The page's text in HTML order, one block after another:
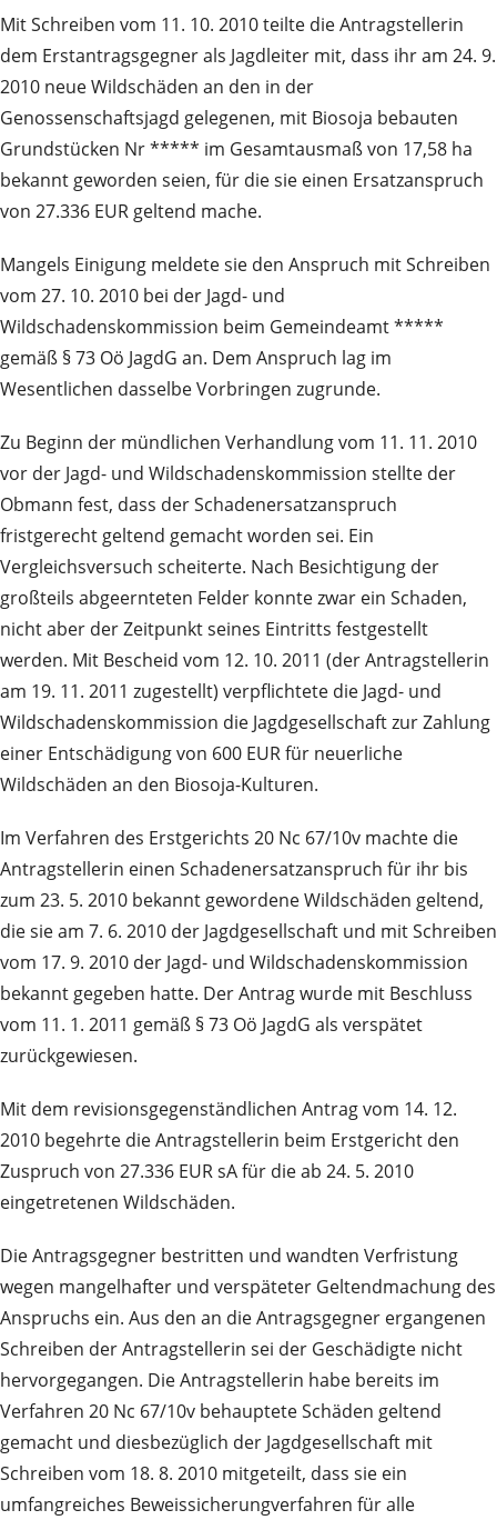
Mit Schreiben vom 11. 10. 2010 teilte die Antragstellerin
dem Erstantragsgegner als Jagdleiter mit, dass ihr am 24. 9.
2010 neue Wildschäden an den in der
Genossenschaftsjagd gelegenen, mit Biosoja bebauten
Grundstücken Nr ***** im Gesamtausmaß von 17,58 ha
bekannt geworden seien, für die sie einen Ersatzanspruch
von 27.336 EUR geltend mache.
Mangels Einigung meldete sie den Anspruch mit Schreiben
vom 27. 10. 2010 bei der Jagd- und
Wildschadenskommission beim Gemeindeamt *****
gemäß § 73 Oö JagdG an. Dem Anspruch lag im
Wesentlichen dasselbe Vorbringen zugrunde.
Zu Beginn der mündlichen Verhandlung vom 11. 11. 2010
vor der Jagd- und Wildschadenskommission stellte der
Obmann fest, dass der Schadenersatzanspruch
fristgerecht geltend gemacht worden sei. Ein
Vergleichsversuch scheiterte. Nach Besichtigung der
großteils abgeernteten Felder konnte zwar ein Schaden,
nicht aber der Zeitpunkt seines Eintritts festgestellt
werden. Mit Bescheid vom 12. 10. 2011 (der Antragstellerin
am 19. 11. 2011 zugestellt) verpflichtete die Jagd- und
Wildschadenskommission die Jagdgesellschaft zur Zahlung
einer Entschädigung von 600 EUR für neuerliche
Wildschäden an den Biosoja-Kulturen.
Im Verfahren des Erstgerichts 20 Nc 67/10v machte die
Antragstellerin einen Schadenersatzanspruch für ihr bis
zum 23. 5. 2010 bekannt gewordene Wildschäden geltend,
die sie am 7. 6. 2010 der Jagdgesellschaft und mit Schreiben
vom 17. 9. 2010 der Jagd- und Wildschadenskommission
bekannt gegeben hatte. Der Antrag wurde mit Beschluss
vom 11. 1. 2011 gemäß § 73 Oö JagdG als verspätet
zurückgewiesen.
Mit dem revisionsgegenständlichen Antrag vom 14. 12.
2010 begehrte die Antragstellerin beim Erstgericht den
Zuspruch von 27.336 EUR sA für die ab 24. 5. 2010
eingetretenen Wildschäden.
Die Antragsgegner bestritten und wandten Verfristung
wegen mangelhafter und verspäteter Geltendmachung des
Anspruchs ein. Aus den an die Antragsgegner ergangenen
Schreiben der Antragstellerin sei der Geschädigte nicht
hervorgegangen. Die Antragstellerin habe bereits im
Verfahren 20 Nc 67/10v behauptete Schäden geltend
gemacht und diesbezüglich der Jagdgesellschaft mit
Schreiben vom 18. 8. 2010 mitgeteilt, dass sie ein
umfangreiches Beweissicherungverfahren für alle